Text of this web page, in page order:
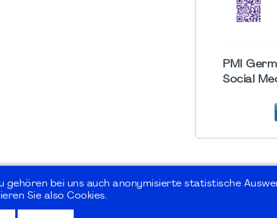
PMI
Social
bei uns auch anonymisierte statistische
Sie also Cookies.